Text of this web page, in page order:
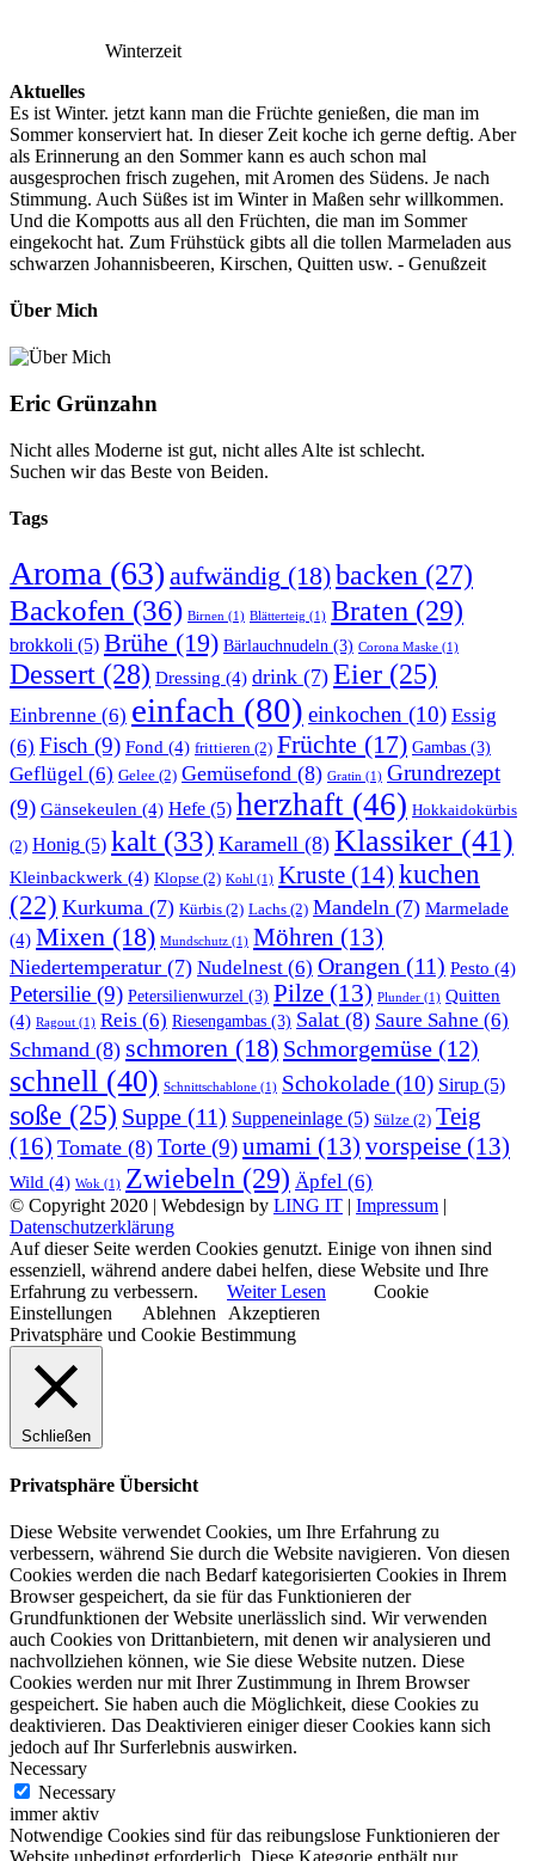
Winterzeit
Aktuelles
Es ist Winter. jetzt kann man die Früchte genießen, die man im
Sommer konserviert hat. In dieser Zeit koche ich gerne deftig. Aber
als Erinnerung an den Sommer kann es auch schon mal
ausgesprochen frisch zugehen, mit Aromen des Südens. Je nach
Stimmung. Auch Süßes ist im Winter in Maßen sehr willkommen.
Und die Kompotts aus all den Früchten, die man im Sommer
eingekocht hat. Zum Frühstück gibts all die tollen Marmeladen aus
schwarzen Johannisbeeren, Kirschen, Quitten usw. - Genußzeit
Über Mich
Eric Grünzahn
Nicht alles Moderne ist gut, nicht alles Alte ist schlecht.
Suchen wir das Beste von Beiden.
Tags
Aroma (63) aufwändig (18)backen (27)
Backofen (36) Birnen (1) Blätterteig (1) Braten (29)
brokkoli (5) Brühe (19) Bärlauchnudeln (3) Corona Maske (1)
Dessert (28) Dressing (4) drink (7) Eier (25)
Einbrenne (6) einfach (80) einkochen (10) Essig
(6) Fisch (9) Fond (4) frittieren (2) Früchte (17) Gambas (3)
Geflügel (6) Gelee (2) Gemüsefond (8) Gratin (1) Grundrezept
(9) Gänsekeulen (4) Hefe (5) herzhaft (46) Hokkaidokürbis
(2) Honig (5) kalt (33) Karamell (8) Klassiker (41)
Kleinbackwerk (4) Klopse (2) Kohl (1) Kruste (14) kuchen
(22) Kurkuma (7) Kürbis (2) Lachs (2) Mandeln (7) Marmelade
(4) Mixen (18) Mundschutz (1) Möhren (13)
Niedertemperatur (7) Nudelnest (6) Orangen (11) Pesto (4)
Petersilie (9) Petersilienwurzel (3) Pilze (13) Plunder (1) Quitten
(4) Ragout (1) Reis (6) Riesengambas (3) Salat (8) Saure Sahne (6)
Schmand (8) schmoren (18) Schmorgemüse (12)
schnell (40) Schnittschablone (1) Schokolade (10) Sirup (5)
soße (25) Suppe (11) Suppeneinlage (5) Sülze (2) Teig
(16) Tomate (8) Torte (9)umami (13) vorspeise (13)
Wild (4) Wok (1) Zwiebeln (29) Äpfel (6)
© Copyright 2020 | Webdesign by LING IT | Impressum |
Datenschutzerklärung
Auf dieser Seite werden Cookies genutzt. Einige von ihnen sind
essenziell, während andere dabei helfen, diese Website und Ihre
Erfahrung zu verbessern.
Weiter Lesen
Cookie
Einstellungen
Ablehnen
Akzeptieren
Privatsphäre und Cookie Bestimmung
Schließen
Privatsphäre Übersicht
Diese Website verwendet Cookies, um Ihre Erfahrung zu
verbessern, während Sie durch die Website navigieren. Von diesen
Cookies werden die nach Bedarf kategorisierten Cookies in Ihrem
Browser gespeichert, da sie für das Funktionieren der
Grundfunktionen der Website unerlässlich sind. Wir verwenden
auch Cookies von Drittanbietern, mit denen wir analysieren und
nachvollziehen können, wie Sie diese Website nutzen. Diese
Cookies werden nur mit Ihrer Zustimmung in Ihrem Browser
gespeichert. Sie haben auch die Möglichkeit, diese Cookies zu
deaktivieren. Das Deaktivieren einiger dieser Cookies kann sich
jedoch auf Ihr Surferlebnis auswirken.
Necessary
Necessary
immer aktiv
Notwendige Cookies sind für das reibungslose Funktionieren der
Website unbedingt erforderlich. Diese Kategorie enthält nur